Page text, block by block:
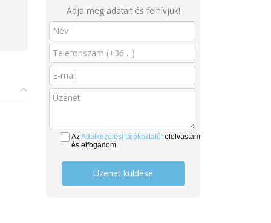
Adja meg adatait és felhívjuk!
AzAdatkezelési tájékoztatótelolvastam
és elfogadom.
Üzenet küldése